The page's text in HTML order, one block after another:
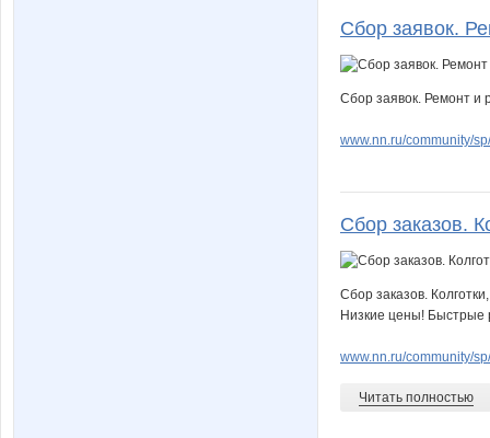
Сбор заявок.
Сбор заявок. Ремонт и
www.nn.ru/community/
Сбор заказов.
Сбор заказов.
Низкие цены! Быстрые
www.nn.ru/community/
Читать полностью